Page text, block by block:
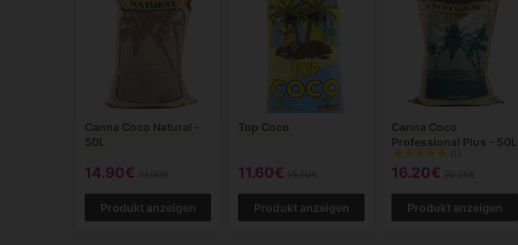
Canna Coco Natural -
50L
14.90€
Produkt anzeigen
Top Coco
11.60€
Produkt anzeigen
Canna Coco
Professional Plus - 50L
(1)
16.20€
Produkt anzeigen